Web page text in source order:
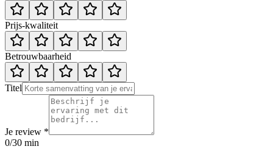
Prijs-kwaliteit
Betrouwbaarheid
Titel
Je review *
0/30 min